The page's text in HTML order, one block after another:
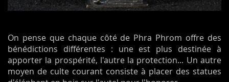
On pense que chaque côté de Phra Phrom offre des
bénédictions différentes : une est plus destinée à
apporter la prospérité, l'autre la protection... Un autre
moyen de culte courant consiste à placer des statues